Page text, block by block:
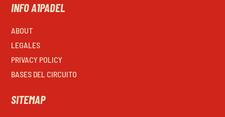
INFO A1PADEL
ABOUT
LEGALES
PRIVACY POLICY
BASES DEL CIRCUITO
SITEMAP